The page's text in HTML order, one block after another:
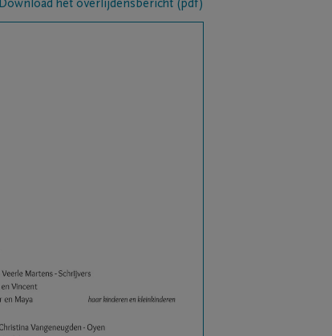
Download het overlijdensbericht (pdf)